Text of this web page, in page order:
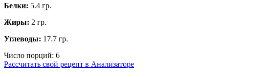
Белки: 5.4 гр.
Жиры: 2 гр.
Углеводы: 17.7 гр.
Число порций: 6
Рассчитать свой рецепт в Анализаторе